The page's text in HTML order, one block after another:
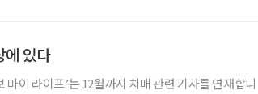
에 있다
마이 라이프’는 12월까지 치매 관련 기사를 연재합니